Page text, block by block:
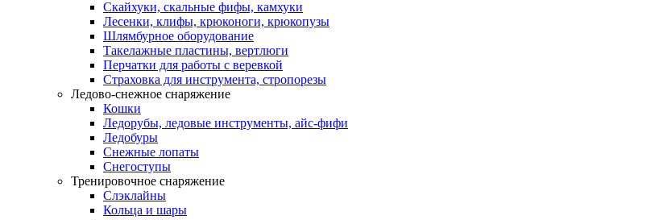
Скайхуки, скальные фифы, камхуки
Лесенки, клифы, крюконоги, крюкопузы
Шлямбурное оборудование
Такелажные пластины, вертлюги
Перчатки для работы с веревкой
Страховка для инструмента, стропорезы
Ледово-снежное снаряжение
Кошки
Ледорубы, ледовые инструменты, айс-фифи
Ледобуры
Снежные лопаты
Снегоступы
Тренировочное снаряжение
Слэклайны
Кольца и шары